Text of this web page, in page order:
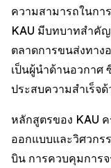
ความสามารถในก
KAU มีบทบาทสำคั
ตลาดการขนส่งทาง
เป็นผู้นำด้านอวกาศ
ประสบความสำเร็จด้
หลักสูตรของ KAU
ออกแบบและวิศวกร
บิน การควบคุมการ